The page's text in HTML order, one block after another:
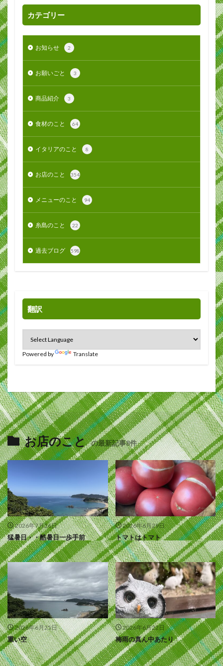
カテゴリー
お知らせ 2
お願いごと 3
商品紹介 3
食材のこと 64
イタリアのこと 8
お店のこと 354
メニューのこと 94
糸島のこと 22
過去ブログ 598
翻訳
Powered by Translate
お店のこと の最新記事8件
2026年7月26日
猛暑日・・酷暑日一歩手前
2026年6月29日
トマトはトマト
2026年6月25日
重い空
2026年6月22日
梅雨の真ん中あたり